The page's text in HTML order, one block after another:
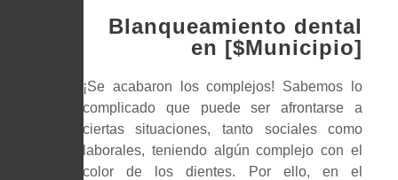
Blanqueamiento dental
en [$Municipio]
¡Se acabaron los complejos! Sabemos lo
complicado que puede ser afrontarse a
ciertas situaciones, tanto sociales como
laborales, teniendo algún complejo con el
color de los dientes. Por ello, en el